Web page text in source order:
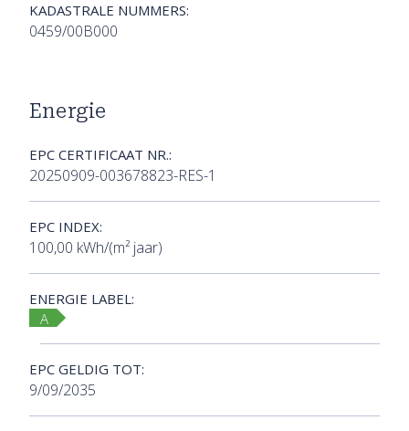
KADASTRALE NUMMERS:
0459/00B000
Energie
EPC CERTIFICAAT NR.:
20250909-003678823-RES-1
EPC INDEX:
100,00 kWh/(m² jaar)
ENERGIE LABEL:
A
EPC GELDIG TOT:
9/09/2035